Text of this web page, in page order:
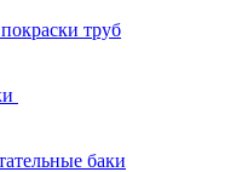
труб
баки